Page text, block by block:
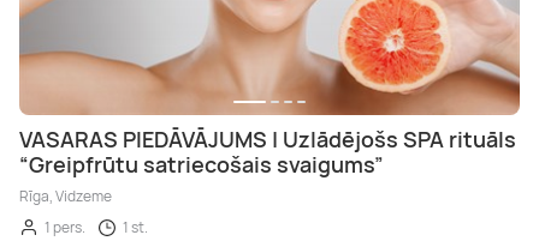
VASARAS PIEDĀVĀJUMS | Uzlādējošs SPA rituāls
“Greipfrūtu satriecošais svaigums”
Rīga, Vidzeme
1 pers.
1 st.